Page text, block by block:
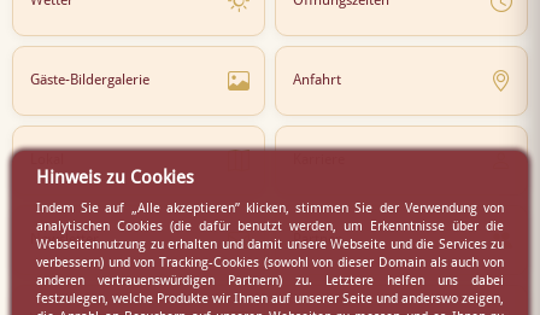
Gäste-Bildergalerie Anfahrt
Newsletter Partner
Hinweis zu Cookies
Indem Sie auf „Alle akzeptieren” klicken, stimmen Sie der Verwendung von
analytischen Cookies (die dafür benutzt werden, um Erkenntnisse über die
Webseitennutzung zu erhalten und damit unsere Webseite und die Services zu
verbessern) und von Tracking-Cookies (sowohl von dieser Domain als auch von
anderen vertrauenswürdigen Partnern) zu. Letztere helfen uns dabei
festzulegen, welche Produkte wir Ihnen auf unserer Seite und anderswo zeigen,